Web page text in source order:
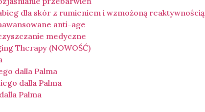
dla skór z rumieniem i wzmożoną reaktywnością
anti-age
medyczne
Therapy (NOWOŚĆ)
dalla Palma
dalla Palma
Palma